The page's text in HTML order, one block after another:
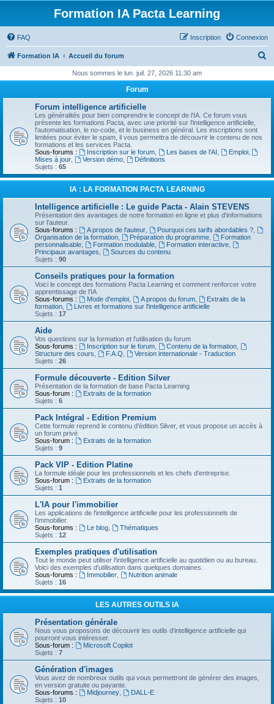
Formation IA Pacta Learning
FAQ Connexion
Inscription
Formation IA Accueil du forum
h
e
Nous sommes le lun. juil. 27, 2026 11:30 am
Forum
Forum intelligence artificielle
Les généralités pour bien comprendre le concept de l'IA. Ce forum vous
présente les formations Pacta, avec une priorité sur l'intelligence artificielle,
l'automatisation, le no-code, et le business en général. Les inscriptions sont
limitées pour éviter le spam, il vous permettra de découvrir le contenu de nos
formations et les services Pacta.
Sous-forums :
Inscription sur le forum, Les bases de l'AI Emploi,
Mises à jour
Version démo,
Définitions
Sujets : 65
IA : LA FORMATION PACTA LEARNING
Intelligence artificielle : Le guide Pacta - Alain STEVENS
Présentation des avantages de notre formation en ligne et plus d'informations
sur l'auteur.
Sous-forums :
A propos de l'auteur, Pourquoi ces tarifs abordables ?,
Organisation de la formation
Préparation du programme,
Formation
personnalisable
Formation modulable, Formation interactive,
Principaux avantages
Sources du contenu
Sujets : 90
Conseils pratiques pour la formation
Voici le concept des formations Pacta Learning et comment renforcer votre
apprentissage de l'IA
Sous-forums :
Mode d'emploi, A propos du forum,
Extraits de la
formation
Livres et formations sur l'intelligence artificielle
Sujets : 17
Aide
Vos questions sur la formation et l'utilisation du forum
Sous-forums :
Inscription sur le forum, Contenu de la formation,
Structure des cours
F.A.Q
Version internationale - Traduction
Sujets : 26
Formule découverte - Edition Silver
Présentation de la formation de base Pacta Learning
Sous-forum :
Extraits de la formation
Sujets : 6
Pack Intégral - Edition Premium
Cette formule reprend le contenu d'édition Silver, et vous propose un accès à
un forum privé
Sous-forum :
Extraits de la formation
Sujets : 9
Pack VIP - Edition Platine
La formule idéale pour les professionnels et les chefs d'entreprise.
Sous-forum :
Extraits de la formation
Sujets : 1
L'IA pour l'immobilier
Les applications de l'intelligence artificielle pour les professionnels de
l'immobilier.
Sous-forums :
Le blog,
Thématiques
Sujets : 12
Exemples pratiques d'utilisation
Tout le monde peut utiliser l'intelligence artificielle au quotidien ou au bureau.
Voici des exemples d'utilisation dans quelques domaines.
Sous-forums :
Immobilier,
Nutrition animale
Sujets : 16
LES AUTRES OUTILS IA
Présentation générale
Nous vous proposons de découvrir les outils d'intelligence artificielle qui
pourront vous intéresser.
Sous-forum :
Microsoft Copilot
Sujets : 7
Génération d'images
Vous avez de nombreux outils qui vous permettront de générer des images,
en version gratuite ou payante.
Sous-forums :
Midjourney,
DALL-E
Sujets : 10